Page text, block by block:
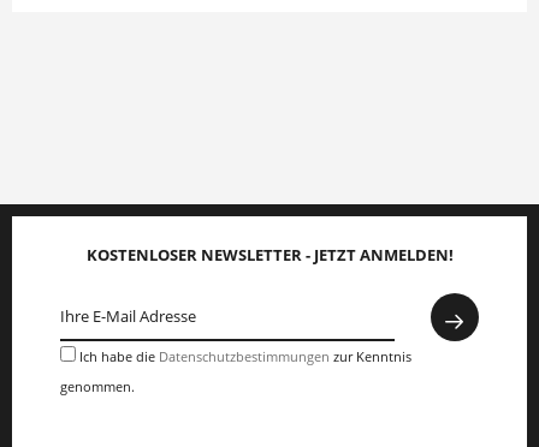
KOSTENLOSER NEWSLETTER - JETZT ANMELDEN!
Ich habe die Datenschutzbestimmungen zur Kenntnis
genommen.